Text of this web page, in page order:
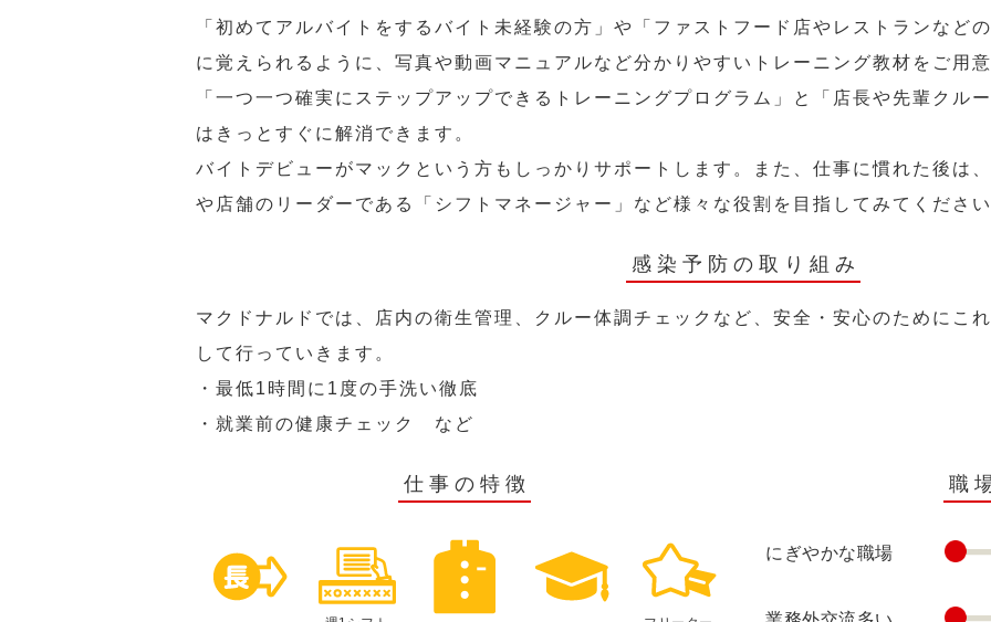
「初めてアルバイトをするバイト未経験の方」や「ファストフード店やレストランなど
に覚えられるように、写真や動画マニュアルなど分かりやすいトレーニング教材をご用
「一つ一つ確実にステップアップできるトレーニングプログラム」と「店長や先輩クル
はきっとすぐに解消できます。
バイトデビューがマックという方もしっかりサポートします。また、仕事に慣れた後は
や店舗のリーダーである「シフトマネージャー」など様々な役割を目指してみてください
感染予防の取り組み
マクドナルドでは、店内の衛生管理、クルー体調チェックなど、安全・安心のためにこ
して行っていきます。
・最低1時間に1度の手洗い徹底
・就業前の健康チェック など
仕事の特徴 職
にぎやかな職場